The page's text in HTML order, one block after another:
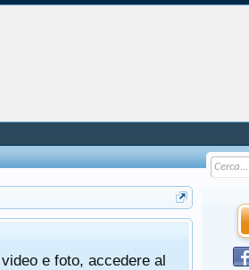
e foto, accedere al